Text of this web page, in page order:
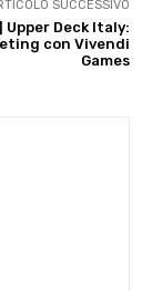
SUCCESSIVO
Upper Deck Italy:
con Vivendi
Games